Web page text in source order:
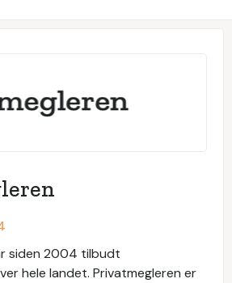
siden 2004 tilbudt
hele landet. Privatmegleren er